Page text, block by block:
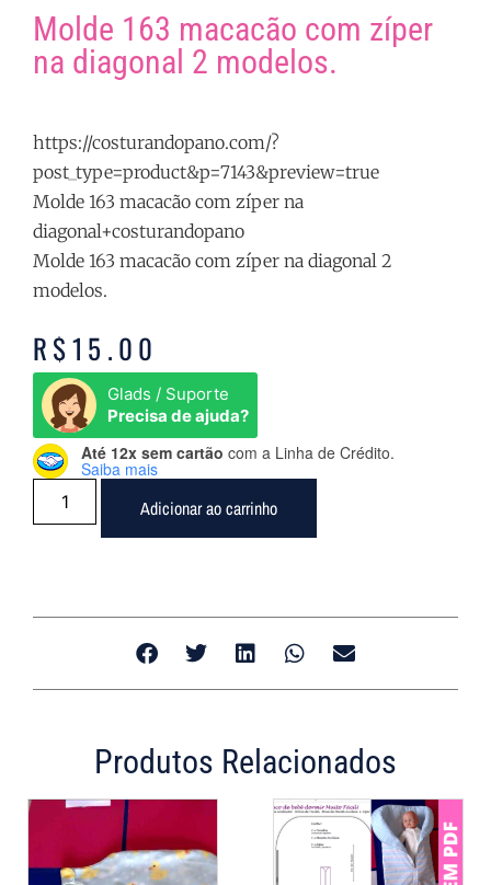
Molde 163 macacão com zíper
na diagonal 2 modelos.
https://costurandopano.com/?
post_type=product&p=7143&preview=true
Molde 163 macacão com zíper na
diagonal+costurandopano
Molde 163 macacão com zíper na diagonal 2
modelos.
R$15.00
Glads / Suporte
Precisa de ajuda?
Até 12x sem cartão com a Linha de Crédito.
Saiba mais
Adicionar ao carrinho
Produtos Relacionados